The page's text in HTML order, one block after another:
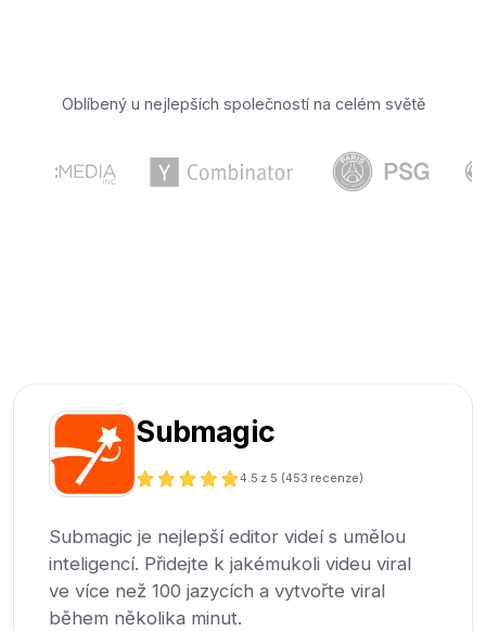
Oblíbený u nejlepších společností na celém světě
Submagic
4.5 z 5 (453 recenze)
Submagic je nejlepší editor videí s umělou
inteligencí. Přidejte k jakémukoli videu viral
ve více než 100 jazycích a vytvořte viral
během několika minut.